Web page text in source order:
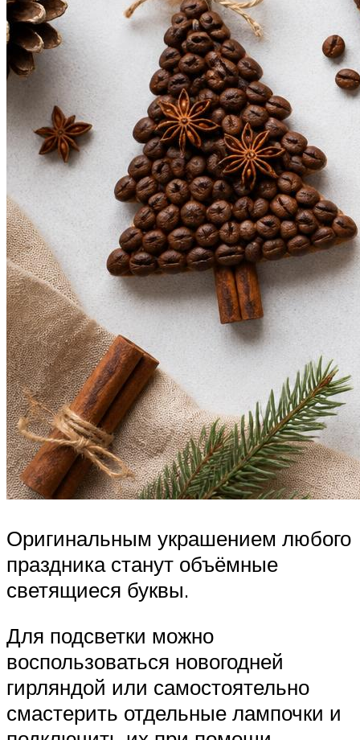
Оригинальным украшением любого
праздника станут объёмные
светящиеся буквы.
Для подсветки можно
воспользоваться новогодней
гирляндой или самостоятельно
смастерить отдельные лампочки и